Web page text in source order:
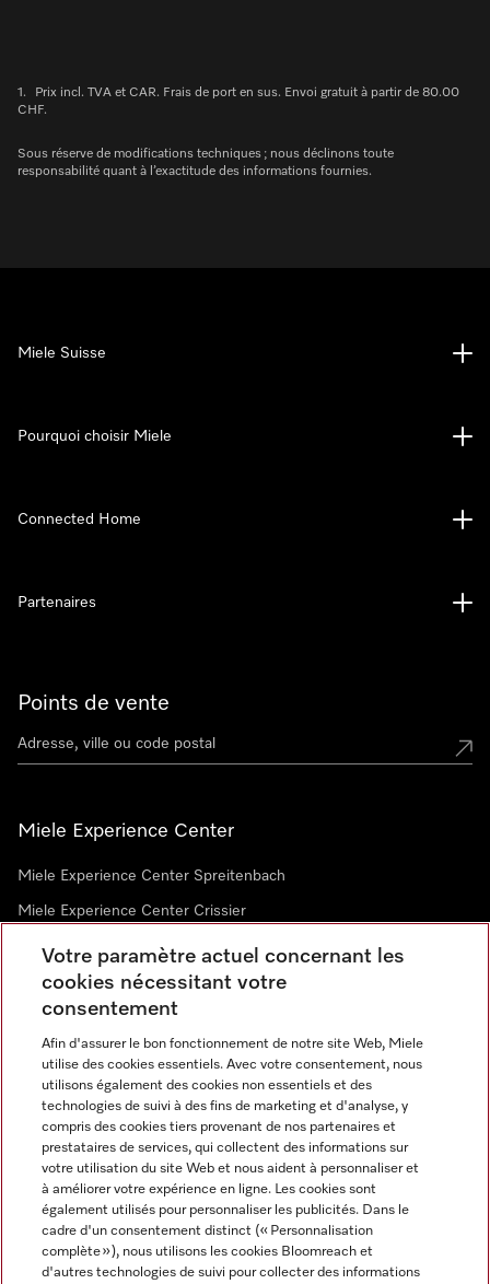
1.
Prix incl. TVA et CAR. Frais de port en sus. Envoi gratuit à partir de 80.00
CHF.
Sous réserve de modifications techniques ; nous déclinons toute
responsabilité quant à l’exactitude des informations fournies.
Points de vente
Miele Experience Center
Miele Experience Center Spreitenbach
Miele Experience Center Crissier
Newsletter
Langue
FRANÇAIS
Miele Suisse
Pourquoi choisir Miele
Connected Home
Partenaires
Votre paramètre actuel concernant les
cookies nécessitant votre
consentement
Afin d'assurer le bon fonctionnement de notre site Web, Miele
utilise des cookies essentiels. Avec votre consentement, nous
utilisons également des cookies non essentiels et des
technologies de suivi à des fins de marketing et d'analyse, y
compris des cookies tiers provenant de nos partenaires et
prestataires de services, qui collectent des informations sur
votre utilisation du site Web et nous aident à personnaliser et
à améliorer votre expérience en ligne. Les cookies sont
également utilisés pour personnaliser les publicités. Dans le
cadre d'un consentement distinct (« Personnalisation
complète »), nous utilisons les cookies Bloomreach et
d'autres technologies de suivi pour collecter des informations